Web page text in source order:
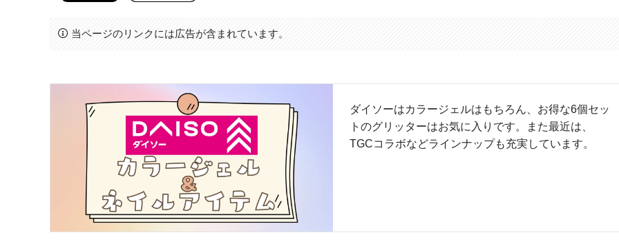
当ページのリンクには広告が含まれています。
ダイソーはカラージェルはもちろん、お得な6個セッ
トのグリッターはお気に入りです。また最近は、
TGCコラボなどラインナップも充実しています。